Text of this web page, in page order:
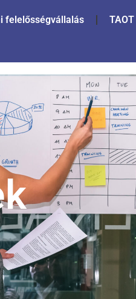
felelősségvállalás TAOT